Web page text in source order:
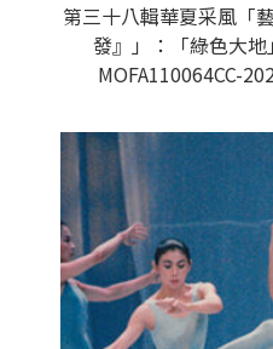
第三十八輯華夏采風「
發』」：「綠色大
MOFA110064CC-